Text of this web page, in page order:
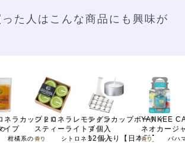
た人はこんな商品にも興味が
ネラカップ２０
イプ
柑橘系の香り
シトロネラレモングラ
スティーライト４個入
シトロネラ、レモ
ティンカップボーティ
ブ
12個入り【日本製】
YANKEE
ネオカージ
バハ